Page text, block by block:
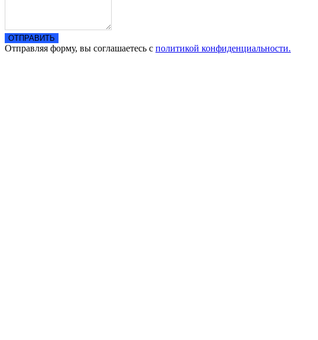
ОТПРАВИТЬ
Отправляя форму, вы соглашаетесь с политикой конфиденциальности.